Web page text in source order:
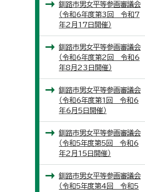
釧路市男女平等参画審議会
（令和6年度第3回 令和7
年2月17日開催）
釧路市男女平等参画審議会
（令和6年度第2回 令和6
年8月23日開催）
釧路市男女平等参画審議会
（令和6年度第1回 令和6
年6月5日開催）
釧路市男女平等参画審議会
（令和5年度第5回 令和6
年2月15日開催）
釧路市男女平等参画審議会
（令和5年度第4回 令和5